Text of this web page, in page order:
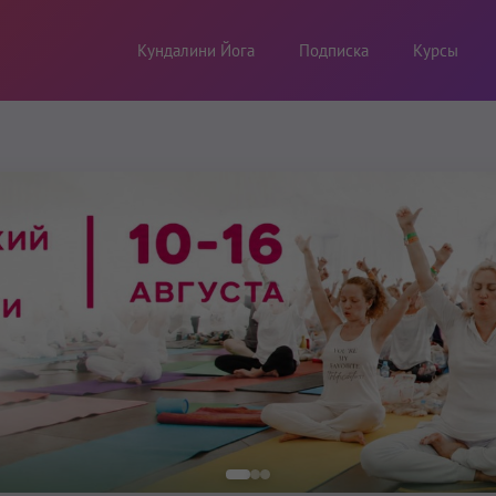
Кундалини Йога Подписка Курсы